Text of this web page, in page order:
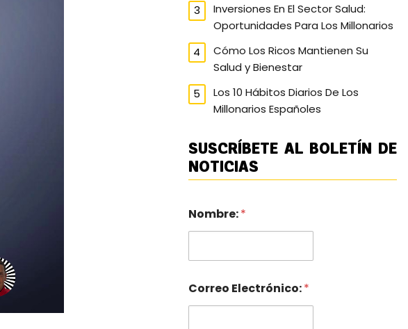
Inversiones En El Sector Salud:
Oportunidades Para Los Millonarios
Cómo Los Ricos Mantienen Su
Salud y Bienestar
Los 10 Hábitos Diarios De Los
Millonarios Españoles
SUSCRÍBETE AL BOLETÍN DE
NOTICIAS
Nombre:*
Correo Electrónico:*